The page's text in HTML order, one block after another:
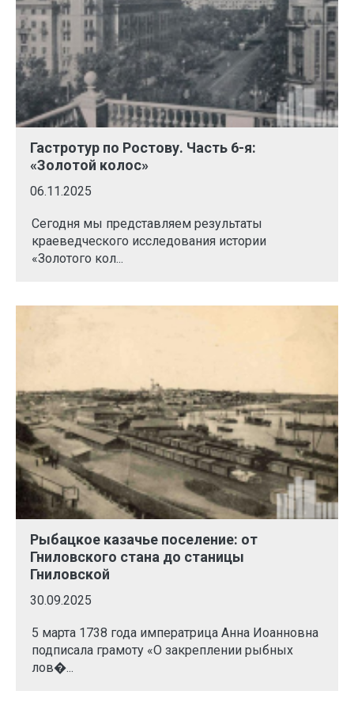
Гастротур по Ростову. Часть 6-я:
«Золотой колос»
06.11.2025
Сегодня мы представляем результаты
краеведческого исследования истории
«Золотого кол...
Рыбацкое казачье поселение: от
Гниловского стана до станицы
Гниловской
30.09.2025
5 марта 1738 года императрица Анна Иоанновна
подписала грамоту «О закреплении рыбных
лов�...